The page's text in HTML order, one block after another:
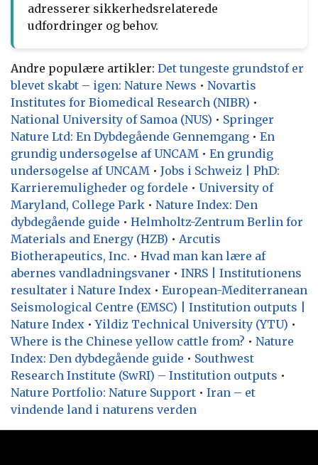
adresserer sikkerhedsrelaterede
udfordringer og behov.
Andre populære artikler: Det tungeste grundstof er
blevet skabt – igen: Nature News • Novartis
Institutes for Biomedical Research (NIBR) •
National University of Samoa (NUS) • Springer
Nature Ltd: En Dybdegående Gennemgang • En
grundig undersøgelse af UNCAM • En grundig
undersøgelse af UNCAM • Jobs i Schweiz | PhD:
Karrieremuligheder og fordele • University of
Maryland, College Park • Nature Index: Den
dybdegående guide • Helmholtz-Zentrum Berlin for
Materials and Energy (HZB) • Arcutis
Biotherapeutics, Inc. • Hvad man kan lære af
abernes vandladningsvaner • INRS | Institutionens
resultater i Nature Index • European-Mediterranean
Seismological Centre (EMSC) | Institution outputs |
Nature Index •Yildiz Technical University (YTU) •
Where is the Chinese yellow cattle from? • Nature
Index: Den dybdegående guide • Southwest
Research Institute (SwRI) – Institution outputs •
Nature Portfolio: Nature Support • Iran – et
vindende land i naturens verden